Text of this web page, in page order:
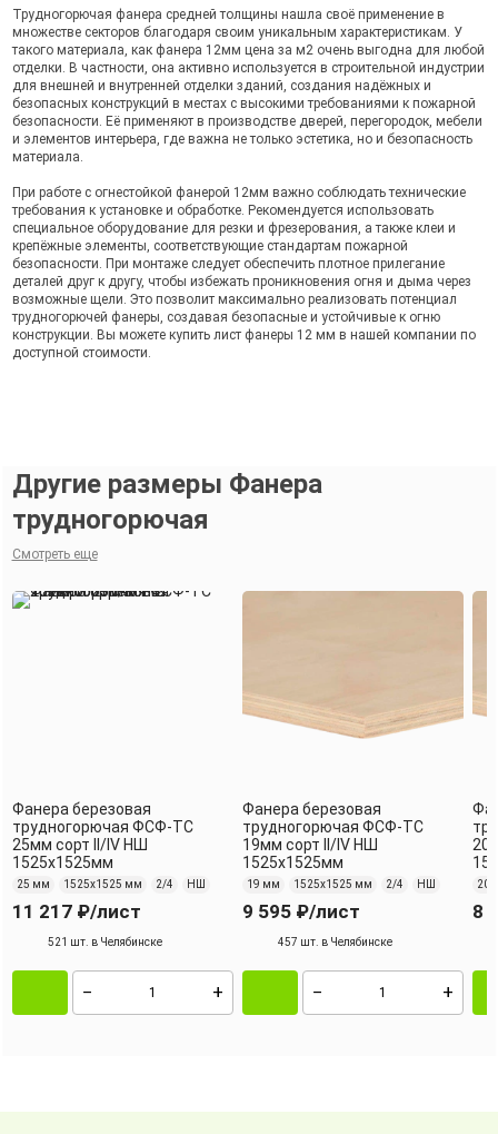
Трудногорючая фанера средней толщины нашла своё применение в
множестве секторов благодаря своим уникальным характеристикам. У
такого материала, как фанера 12мм цена за м2 очень выгодна для любой
отделки. В частности, она активно используется в строительной индустрии
для внешней и внутренней отделки зданий, создания надёжных и
безопасных конструкций в местах с высокими требованиями к пожарной
безопасности. Её применяют в производстве дверей, перегородок, мебели
и элементов интерьера, где важна не только эстетика, но и безопасность
материала.
При работе с огнестойкой фанерой 12мм важно соблюдать технические
требования к установке и обработке. Рекомендуется использовать
специальное оборудование для резки и фрезерования, а также клеи и
крепёжные элементы, соответствующие стандартам пожарной
безопасности. При монтаже следует обеспечить плотное прилегание
деталей друг к другу, чтобы избежать проникновения огня и дыма через
возможные щели. Это позволит максимально реализовать потенциал
трудногорючей фанеры, создавая безопасные и устойчивые к огню
конструкции. Вы можете купить лист фанеры 12 мм в нашей компании по
доступной стоимости.
Другие размеры Фанера
трудногорючая
Смотреть еще
Фанера березовая
трудногорючая ФСФ-ТC
25мм сорт II/IV НШ
1525х1525мм
25 мм 1525х1525 мм 2/4 НШ
11 217 ₽/лист
521 шт. в Челябинске
Фанера березовая
трудногорючая ФСФ-ТC
19мм сорт II/IV НШ
1525х1525мм
19 мм 1525х1525 мм 2/4 НШ
9 595 ₽/лист
457 шт. в Челябинске
20
8